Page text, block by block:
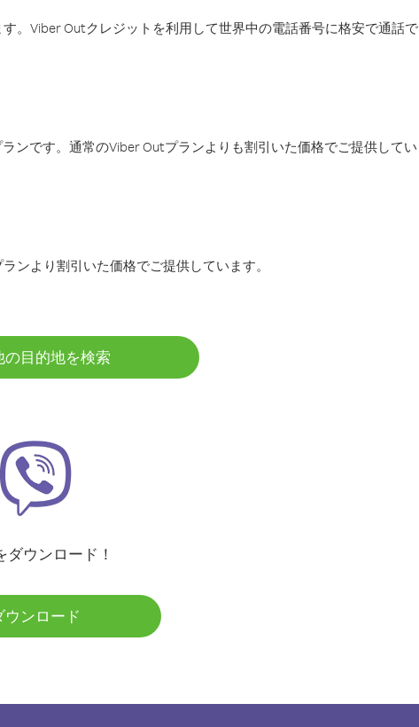
。Viber Outクレジットを利用して世界中の電話番号に格安で通話で
ンです。通常のViber Outプランよりも割引いた価格でご提供してい
ンより割引いた価格でご提供しています。
の目的地を検索
ダウンロード！
ウンロード